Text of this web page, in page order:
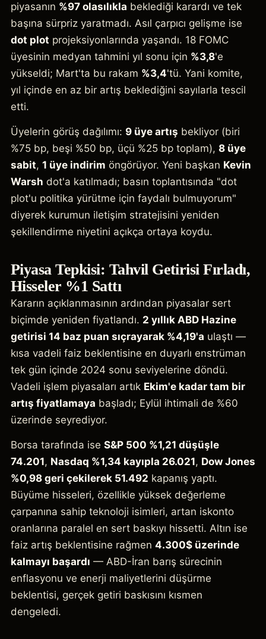
piyasanın %97 olasılıkla beklediği karardı ve tek
başına sürpriz yaratmadı. Asıl çarpıcı gelişme ise
dot plot projeksiyonlarında yaşandı. 18 FOMC
üyesinin medyan tahmini yıl sonu için %3,8'e
yükseldi; Mart'ta bu rakam %3,4'tü. Yani komite,
yıl içinde en az bir artış beklediğini sayılarla tescil
etti.
Üyelerin görüş dağılımı: 9 üye artış bekliyor (biri
%75 bp, beşi %50 bp, üçü %25 bp toplam), 8 üye
sabit, 1 üye indirim öngörüyor. Yeni başkan Kevin
Warsh dot'a katılmadı; basın toplantısında "dot
plot'u politika yürütme için faydalı bulmuyorum"
diyerek kurumun iletişim stratejisini yeniden
şekillendirme niyetini açıkça ortaya koydu.
Piyasa Tepkisi: Tahvil Getirisi Fırladı,
Hisseler %1 Sattı
Kararın açıklanmasının ardından piyasalar sert
biçimde yeniden fiyatlandı. 2 yıllık ABD Hazine
getirisi 14 baz puan sıçrayarak %4,19'a ulaştı —
kısa vadeli faiz beklentisine en duyarlı enstrüman
tek gün içinde 2024 sonu seviyelerine döndü.
Vadeli işlem piyasaları artık Ekim'e kadar tam bir
artış fiyatlamaya başladı; Eylül ihtimali de %60
üzerinde seyrediyor.
Borsa tarafında ise S&P 500 %1,21 düşüşle
74.201, Nasdaq %1,34 kayıpla 26.021, Dow Jones
%0,98 geri çekilerek 51.492 kapanış yaptı.
Büyüme hisseleri, özellikle yüksek değerleme
çarpanına sahip teknoloji isimleri, artan iskonto
oranlarına paralel en sert baskıyı hissetti. Altın ise
faiz artış beklentisine rağmen 4.300$ üzerinde
kalmayı başardı — ABD-İran barış sürecinin
enflasyonu ve enerji maliyetlerini düşürme
beklentisi, gerçek getiri baskısını kısmen
dengeledi.